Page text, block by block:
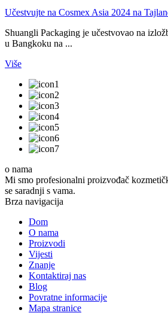
Učestvujte na Cosmex Asia 2024 na
Shuangli Packaging je učestvovao na
u Bangkoku na ...
Više
o nama
Mi smo profesionalni proizvođač
se saradnji s vama.
Brza navigacija
Dom
O nama
Proizvodi
Vijesti
Znanje
Kontaktiraj nas
Blog
Povratne informacije
Mapa stranice